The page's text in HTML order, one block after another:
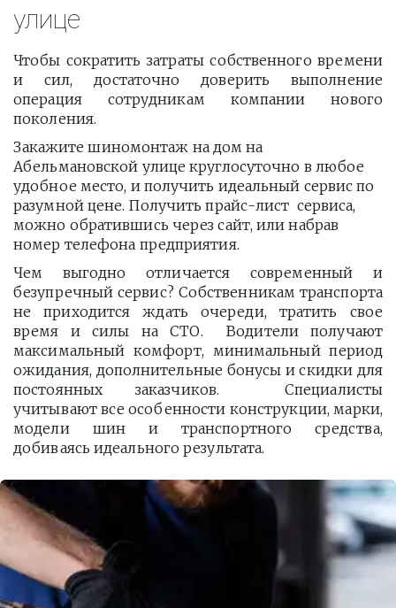
улице
Чтобы сократить затраты собственного времени
и сил, достаточно доверить выполнение
операция сотрудникам компании нового
поколения.
Закажите шиномонтаж на дом на
Абельмановской улице круглосуточно в любое
удобное место, и получить идеальный сервис по
разумной цене. Получить прайс-лист  сервиса,
можно обратившись через сайт, или набрав
номер телефона предприятия.
Чем выгодно отличается современный и
безупречный сервис? Собственникам транспорта
не приходится ждать очереди, тратить свое
время и силы на СТО. Водители получают
максимальный комфорт, минимальный период
ожидания, дополнительные бонусы и скидки для
постоянных заказчиков. Специалисты
учитывают все особенности конструкции, марки,
модели шин и транспортного средства,
добиваясь идеального результата.